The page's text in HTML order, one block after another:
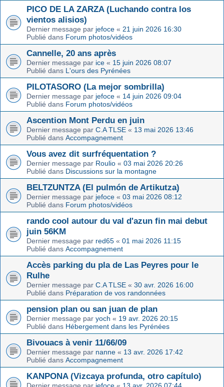
PICO DE LA ZARZA (Luchando contra los
vientos alisios)
Dernier message par jefoce « 21 juin 2026 16:30
Publié dans Forum photos/vidéos
Cannelle, 20 ans après
Dernier message par ice « 15 juin 2026 08:07
Publié dans L'ours des Pyrénées
PILOTASORO (La mejor sombrilla)
Dernier message par jefoce « 14 juin 2026 09:04
Publié dans Forum photos/vidéos
Ascention Mont Perdu en juin
Dernier message par C.A TLSE « 13 mai 2026 13:46
Publié dans Accompagnement
Vous avez dit surfréquentation ?
Dernier message par Roulio « 03 mai 2026 20:26
Publié dans Discussions sur la montagne
BELTZUNTZA (El pulmón de Artikutza)
Dernier message par jefoce « 03 mai 2026 08:12
Publié dans Forum photos/vidéos
rando cool autour du val d'azun fin mai debut
juin 56KM
Dernier message par red65 « 01 mai 2026 11:15
Publié dans Accompagnement
Accès parking du pla de Las Peyres pour le
Rulhe
Dernier message par C.A TLSE « 30 avr. 2026 16:00
Publié dans Préparation de vos randonnées
pension plan ou san juan de plan
Dernier message par yoch « 19 avr. 2026 20:15
Publié dans Hébergement dans les Pyrénées
Bivouacs à venir 11/66/09
Dernier message par nanne « 13 avr. 2026 17:42
Publié dans Accompagnement
KANPONA (Vizcaya profunda, otro capítulo)